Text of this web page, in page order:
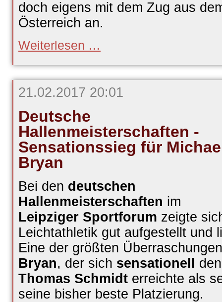
doch eigens mit dem Zug aus
Österreich an.
Weiterlesen …U18-
holt
DM-
Bronze
21.02.2017 20:01
Deutsche
Hallenmeisterschaften -
Sensationssieg für
Bryan
Bei den deutschen
Hallenmeisterschaften im
Leipziger Sportforum zeigte
Leichtathletik gut aufgestellt und
Eine der größten
Bryan, der sich sensationell
Thomas Schmidt erreichte als
seine bisher beste Platzierung.